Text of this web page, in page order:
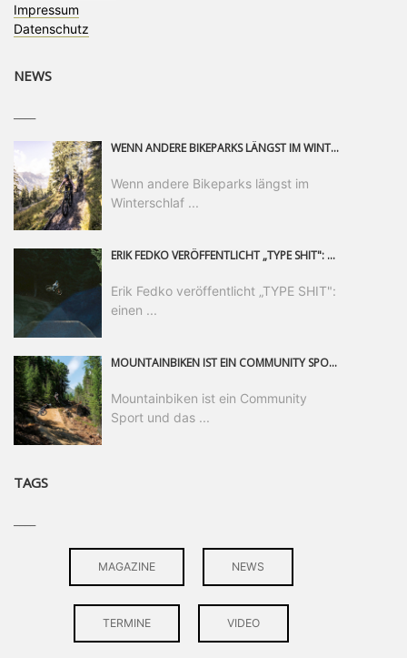
Impressum
Datenschutz
NEWS
WENN ANDERE BIKEPARKS LÄNGST IM WINTERSCHLAF SIND, IST MAN IN SAALFELDEN LEOGANG IMMER NOCH AM MOUNTAINBIKEN. IST DER HERBST DIE SCHÖNSTE ZEIT DES JAHRES? AUF DEN TRAILS RUND UM SAALFELDEN LEOGANG UND IM EPIC BIKEPARK LEOGANG IST ER DAS AUF JEDEN FALL – UND DIE GEFÜHLT DIE LÄNGSTE NOCH DAZU. NOCH BIS MINDESTENS 8. NOVEMBER STEHT DAS PINZGAUER MOUNTAINBIKE-PARADIES ALLEN RIDERN OFFEN, DIE EINFACH NICHT GENUG KRIEGEN KÖNNEN. DABEI HÄLT DIE GOLDENE JAHRESZEIT IN SAALFELDEN LEOGANG WEIT MEHR ALS LINES, TRAILS UND HERBSTPANORAMEN BEREIT: MIT DEM BIKE FESTIVAL, VERSCHIEDENEN LADIES SHRED EVENTS UND EINEM DIE GESAMTE SAISON ANDAUERNDEN PHOTO CONTEST ZUM 25-JÄHRIGEN BIKEPARK-JUBILÄUM GIBT ES RUND UM ÖSTERREICHS ÄLTESTEN BIKEPARK EINIGES ZU ERLEBEN.
Wenn andere Bikeparks längst im
Winterschlaf ...
ERIK FEDKO VERÖFFENTLICHT „TYPE SHIT": EINEN 23-MINÜTIGEN MOUNTAINBIKE-FILM, ÜBER DREI JAHRE RUND UM DIE WELT GEDREHT. ZEITGLEICH LAUNCHT ER DIE GLEICHNAMIGE KOLLEKTION SEINER BRAND TYPE. EIN SEGMENT DES FILMS ERSCHEINT SEPARAT AUF RED BULL BIKE.
Erik Fedko veröffentlicht „TYPE SHIT":
einen ...
MOUNTAINBIKEN IST EIN COMMUNITY SPORT UND DAS BEWEIST SICH IN DER BIKE REPUBLIC SÖLDEN GERADE EINDRUCKSVOLL AUF ALLEN LEVELN. FREERIDE PROFI, SHAPERIN UND FRISCH GEWÄHLTE SWATCH NINES MVP VERO SANDLER IST BEGEISTERT VON DER VIELFALT DER BIKE DESTINATION, DER NEUEN JUMPLINE UND PLÄDIERT FÜR MUT BEI (FRAUEN) COMMUNITIES. VERO UND IHR VERLOBTER SAM HODGES VERBRINGEN MEHRERE MONATE IN DER BIKE REPUBLIC UND LASSEN UNS DARAN TEILHABEN. UM COMMUNITY GEHT ES AUCH BEI DER PARTNERSCHAFT ZWISCHEN SÖLDEN UND DEM NEUEN RIDERS PARK DONOVALY IN DER SLOWAKEI: DER DORTIGE TOURISMUSDIREKTOR JIRI PEC IST ÜBERZEUGT: VON MEHR BIKEPARKS PROFITIERT DIE GANZE MTB-SZENE – UND MIT DOMINIK LINSER, GESCHÄFTSFÜHRER DER BRS, HAT ER DAMIT DEN PERFEKTEN PARTNER GEFUNDEN.
Mountainbiken ist ein Community
Sport und das ...
TAGS
MAGAZINE NEWS
TERMINE VIDEO